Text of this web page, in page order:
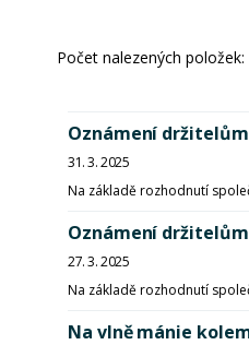
Počet nalezených položek:
Oznámení
31. 3. 2025
Na základě rozhodnutí
Oznámení
27. 3. 2025
Na základě rozhodnutí
Na vlně mánie